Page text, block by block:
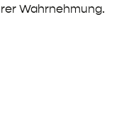
Wahrnehmung.